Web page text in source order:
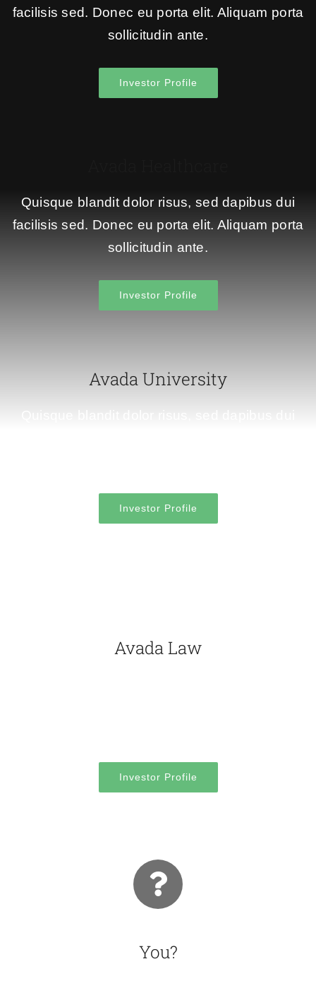
facilisis sed. Donec eu porta elit. Aliquam porta
sollicitudin ante.
Investor Profile
Quisque blandit dolor risus, sed dapibus dui
facilisis sed. Donec eu porta elit. Aliquam porta
sollicitudin ante.
Investor Profile
Avada University
Investor Profile
Avada Law
Investor Profile
You?